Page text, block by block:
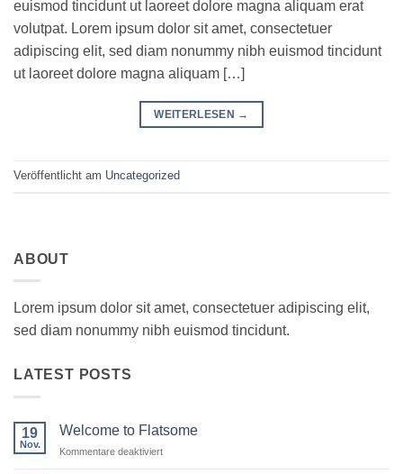
euismod tincidunt ut laoreet dolore magna aliquam erat
volutpat. Lorem ipsum dolor sit amet, consectetuer
adipiscing elit, sed diam nonummy nibh euismod tincidunt
ut laoreet dolore magna aliquam […]
WEITERLESEN →
Veröffentlicht am Uncategorized
ABOUT
Lorem ipsum dolor sit amet, consectetuer adipiscing elit,
sed diam nonummy nibh euismod tincidunt.
LATEST POSTS
19
Nov.
Welcome to Flatsome
Kommentare deaktiviertfür